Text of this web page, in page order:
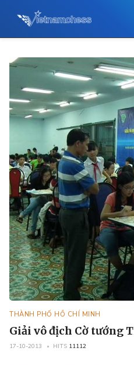
THÀNH PHỐ HỒ CHÍ MINH
Giải vô địch Cờ tướng
17-10-2013 HITS 11112